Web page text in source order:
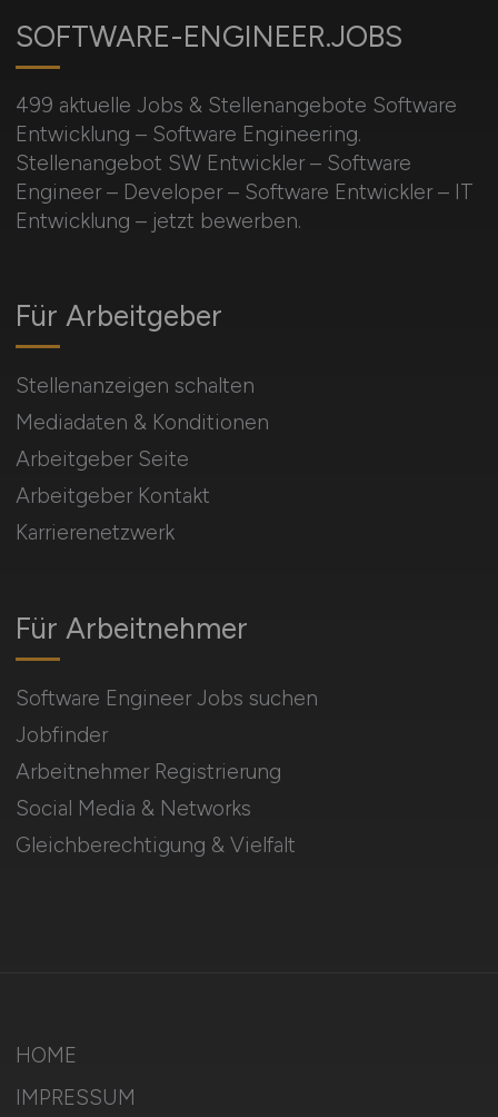
SOFTWARE-ENGINEER.JOBS
499 aktuelle Jobs & Stellenangebote Software
Entwicklung – Software Engineering.
Stellenangebot SW Entwickler – Software
Engineer – Developer – Software Entwickler – IT
Entwicklung – jetzt bewerben.
Für Arbeitnehmer
Software Engineer Jobs suchen
Jobfinder
Arbeitnehmer Registrierung
Social Media & Networks
Gleichberechtigung & Vielfalt
Für Arbeitgeber
Stellenanzeigen schalten
Mediadaten & Konditionen
Arbeitgeber Seite
Arbeitgeber Kontakt
Karrierenetzwerk
HOME
IMPRESSUM